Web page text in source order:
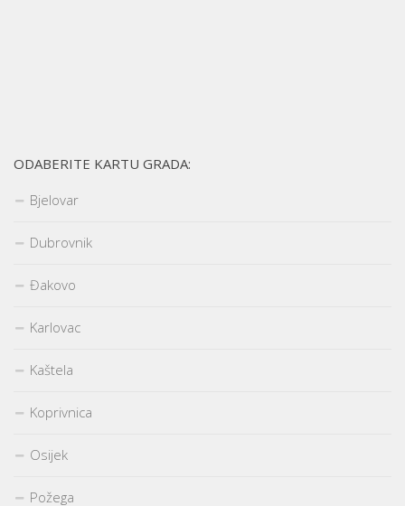
ODABERITE KARTU GRADA:
Bjelovar
Dubrovnik
Đakovo
Karlovac
Kaštela
Koprivnica
Osijek
Požega